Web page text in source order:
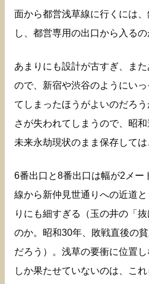
面から都営浅草線に行くには
し、都営専用の出口から入るの
あまりにも設計が古すぎ、ま
ので、新宿や渋谷のようにい
てしまったほうがよいのだろ
さが失われてしまうので、昭
未来永劫現状のまま保存しては
6番出口と8番出口は幅が2メー
線から新仲見世通りへの近道
りにも細すぎる（玉の井の「
のか。昭和30年、敗戦直後の
だろう）。浅草の要衝に位置
しか果たせていないのは、こ